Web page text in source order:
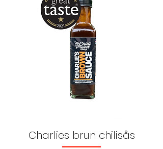
Charlies brun chilisås